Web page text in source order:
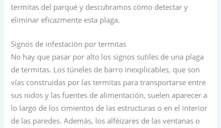
termitas del parqué y descubramos cómo detectar y
eliminar eficazmente esta plaga.
Signos de infestación por termitas
No hay que pasar por alto los signos sutiles de una plaga
de termitas. Los túneles de barro inexplicables, que son
vías construidas por las termitas para transportarse entre
sus nidos y las fuentes de alimentación, suelen aparecer a
lo largo de los cimientos de las estructuras o en el interior
de las paredes. Además, los alféizares de las ventanas o